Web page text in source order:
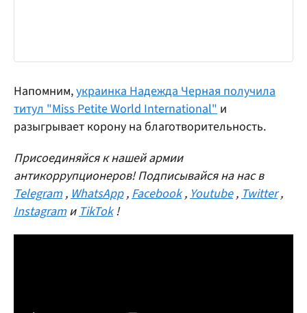
Напомним,украинка Надежда Черная получила
титул "Miss Petite World International" и
разыгрывает корону на благотворительность.
Присоединяйся к нашей армии
антикоррупционеров! Подписывайся на нас в
Telegram ,WhatsApp ,Facebook ,Youtube ,Twitter ,
Instagram иTikTok !